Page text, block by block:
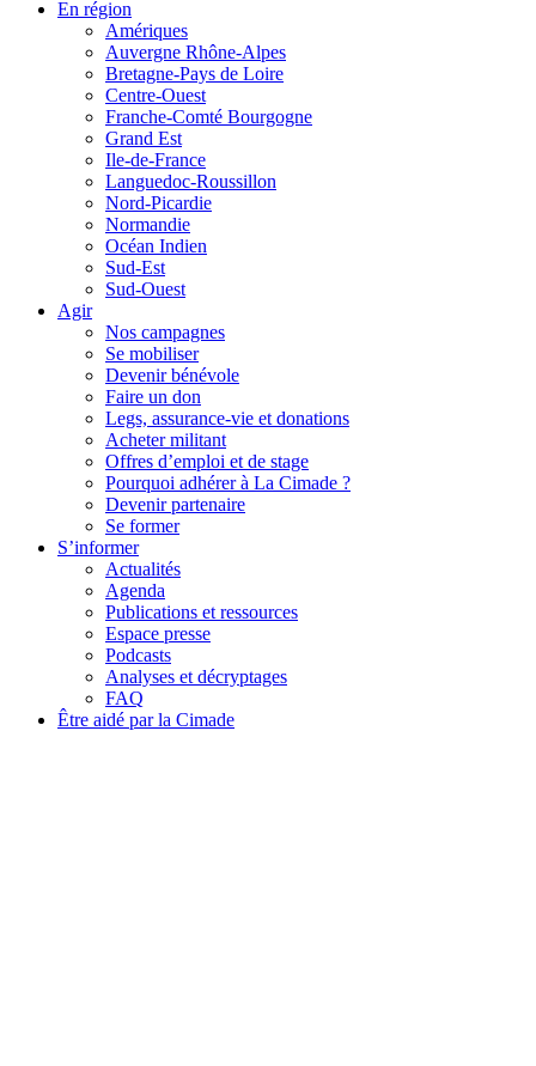
En région
Amériques
Auvergne Rhône-Alpes
Bretagne-Pays de Loire
Centre-Ouest
Franche-Comté Bourgogne
Grand Est
Ile-de-France
Languedoc-Roussillon
Nord-Picardie
Normandie
Océan Indien
Sud-Est
Sud-Ouest
Agir
Nos campagnes
Se mobiliser
Devenir bénévole
Faire un don
Legs, assurance-vie et donations
Acheter militant
Offres d’emploi et de stage
Pourquoi adhérer à La Cimade ?
Devenir partenaire
Se former
S’informer
Actualités
Agenda
Publications et ressources
Espace presse
Podcasts
Analyses et décryptages
FAQ
Être aidé par la Cimade